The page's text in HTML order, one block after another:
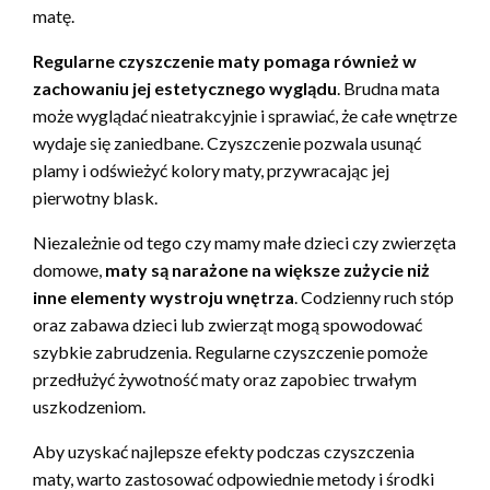
matę.
Regularne czyszczenie maty pomaga również w
zachowaniu jej estetycznego wyglądu. Brudna mata
może wyglądać nieatrakcyjnie i sprawiać, że całe wnętrze
wydaje się zaniedbane. Czyszczenie pozwala usunąć
plamy i odświeżyć kolory maty, przywracając jej
pierwotny blask.
Niezależnie od tego czy mamy małe dzieci czy zwierzęta
domowe, maty są narażone na większe zużycie niż
inne elementy wystroju wnętrza. Codzienny ruch stóp
oraz zabawa dzieci lub zwierząt mogą spowodować
szybkie zabrudzenia. Regularne czyszczenie pomoże
przedłużyć żywotność maty oraz zapobiec trwałym
uszkodzeniom.
Aby uzyskać najlepsze efekty podczas czyszczenia
maty, warto zastosować odpowiednie metody i środki